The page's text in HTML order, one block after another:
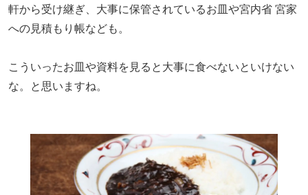
軒から受け継ぎ、大事に保管されているお皿や宮内省 宮家
への見積もり帳なども。
こういったお皿や資料を見ると大事に食べないといけない
な。と思いますね。